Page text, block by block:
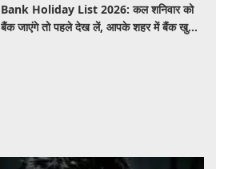
Bank Holiday List 2026: कल शनिवार को
बैंक जाएंगे तो पहले देख लें, आपके शहर में बैंक खुले